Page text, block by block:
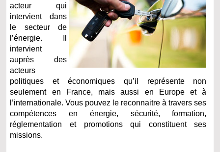
acteur qui
intervient dans
le secteur de
l’énergie. Il
intervient
auprès des
acteurs
politiques et économiques qu’il représente non
seulement en France, mais aussi en Europe et à
l’internationale. Vous pouvez le reconnaitre à travers ses
compétences en énergie, sécurité, formation,
réglementation et promotions qui constituent ses
missions.